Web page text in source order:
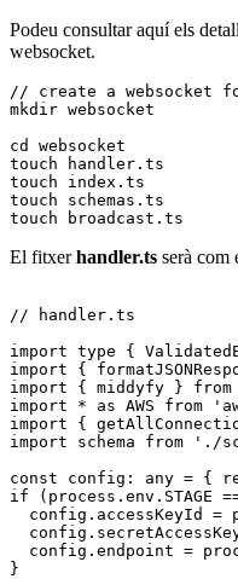
Podeu consultar aquí els
websocket.
// create a websocket
mkdir websocket
cd websocket
touch handler.ts
touch index.ts
touch schemas.ts
touch broadcast.ts
El fitxerhandler.ts serà com
// handler.ts
import type {
import {
import { middyfy } from
import * as AWS from
import {
import schema from './
const config: any = {
if (process.env.STAGE
config.accessKeyId =
config.endpoint =
}